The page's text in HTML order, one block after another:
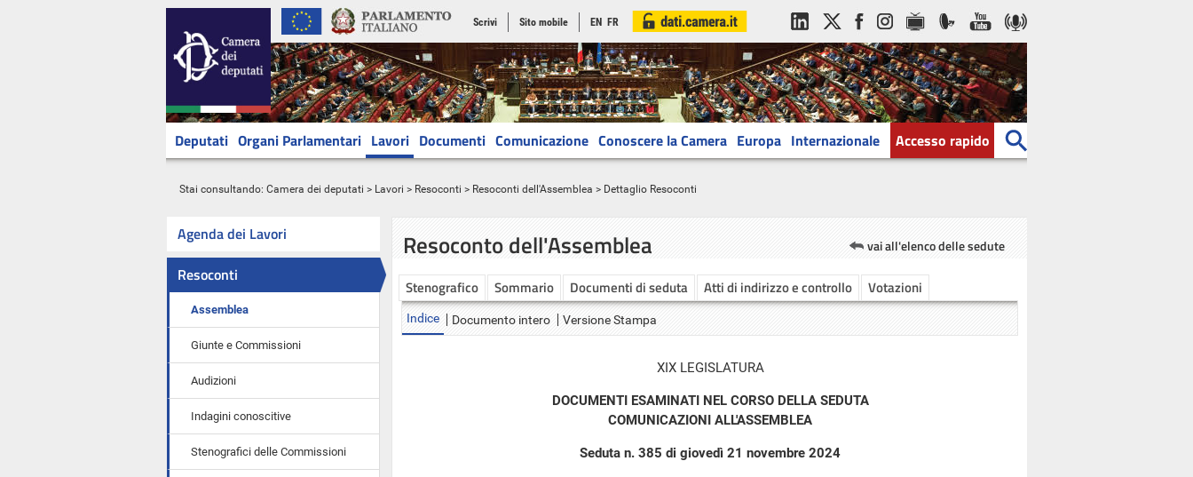
Scrivi Sito mobile EN FR
Deputati Organi Parlamentari Lavori Documenti Comunicazione Conoscere la Camera Europa Internazionale Accesso rapido
Stai consultando: Camera dei deputati > Lavori > Resoconti > Resoconti dell'Assemblea > Dettaglio Resoconti
Agenda dei Lavori
Resoconti
Assemblea
Giunte e Commissioni
Audizioni
Indagini conoscitive
Stenografici delle Commissioni
Resoconto dell'Assemblea vai all'elenco delle sedute
Stenografico Sommario Documenti di seduta Atti di indirizzo e controllo Votazioni
Indice Documento intero Versione Stampa
XIX LEGISLATURA
DOCUMENTI ESAMINATI NEL CORSO DELLA SEDUTA
COMUNICAZIONI ALL'ASSEMBLEA
Seduta n. 385 di giovedì 21 novembre 2024